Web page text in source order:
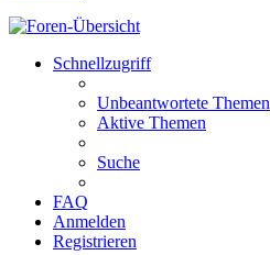
Schnellzugriff
Unbeantwortete Themen
Aktive Themen
Suche
FAQ
Anmelden
Registrieren